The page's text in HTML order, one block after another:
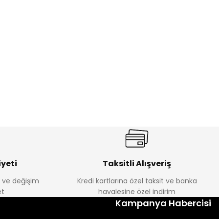
Melra Kız Çocuk Kot Pantolon
%22
Koren Kız Çocuk ve Bebek Tayt
ve değişim
Taksitli Alışveriş
Kredi kartlarına özel taksit ve banka
havalesine özel indirim
Kampanya Habercisi